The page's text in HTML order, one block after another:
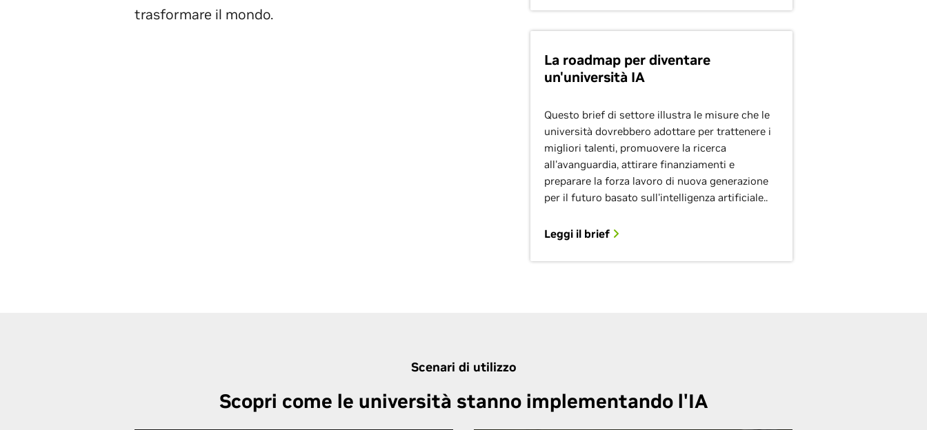
trasformare il mondo.
La roadmap per diventare
un'università IA
Questo brief di settore illustra le misure che le
università dovrebbero adottare per trattenere i
migliori talenti, promuovere la ricerca
all'avanguardia, attirare finanziamenti e
preparare la forza lavoro di nuova generazione
per il futuro basato sull'intelligenza artificiale..
Leggi il brief
Scenari di utilizzo
Scopri come le università stanno implementando l'IA